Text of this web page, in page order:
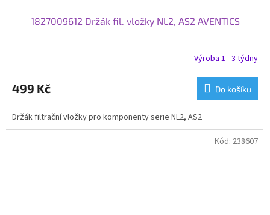
1827009612 Držák fil. vložky NL2, AS2 AVENTICS
Výroba 1 - 3 týdny
499 Kč Do košíku
Držák filtrační vložky pro komponenty serie NL2, AS2
Kód: 238607